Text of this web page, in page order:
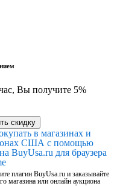
Вы получите 5%
скидку
в магазинах и
США с помощью
BuyUsa.ru для браузера
плагин BuyUsa.ru и заказывайте
магазина или онлайн аукциона